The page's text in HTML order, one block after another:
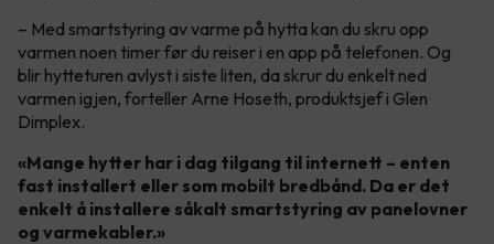
– Med smartstyring av varme på hytta kan du skru opp
varmen noen timer før du reiser i en app på telefonen. Og
blir hytteturen avlyst i siste liten, da skrur du enkelt ned
varmen igjen, forteller Arne Hoseth, produktsjef i Glen
Dimplex.
«Mange hytter har i dag tilgang til internett – enten
fast installert eller som mobilt bredbånd. Da er det
enkelt å installere såkalt smartstyring av panelovner
og varmekabler.»